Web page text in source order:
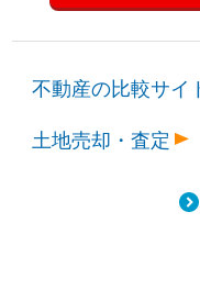
不動産の比較サイ
土地売却・査定